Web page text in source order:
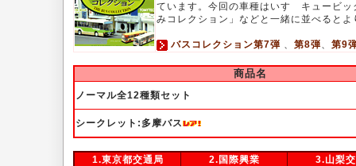
ています。今回の車種はいすゞキュービ
みコレクション」などと一緒に並べると
バスコレクション第7弾 、 第8弾、 第9
商品名
ノーマル全12種類セット
シークレット:多摩バス
1.東京都交通局
2.国際興業
3.山梨